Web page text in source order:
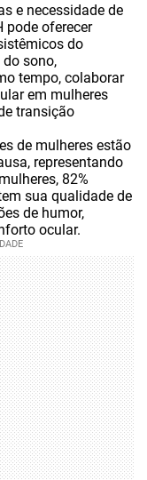
e necessidade de
pode oferecer
do
sono,
tempo, colaborar
em mulheres
transição
de mulheres estão
representando
82%
sua qualidade de
de humor,
ocular.